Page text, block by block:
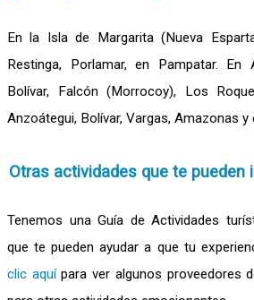
En la Isla de Margarita (Nueva
Restinga, Porlamar, en Pampatar. En
Bolívar, Falcón (Morrocoy), Los
Anzoátegui, Bolívar, Vargas, Amazonas y
Otras actividades que te pueden
Tenemos una Guía de Actividades
que te pueden ayudar a que tu
clic aquípara ver algunos proveedores